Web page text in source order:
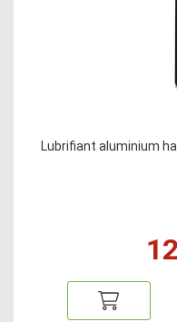
Lubrifiant aluminium